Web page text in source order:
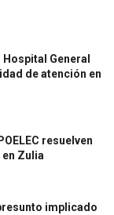
General
de atención en
resuelven
Zulia
implicado